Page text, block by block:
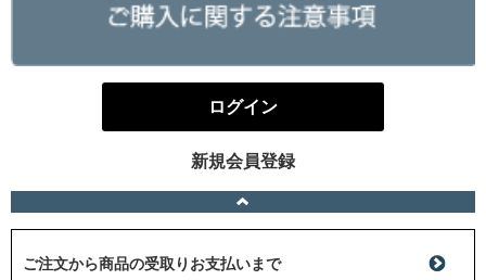
ログイン
新規会員登録
ご注文から商品の受取りお支払いまで